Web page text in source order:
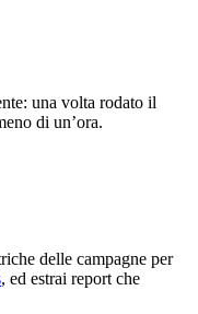
una volta rodato il
di un’ora.
delle campagne per
, ed estrai report che